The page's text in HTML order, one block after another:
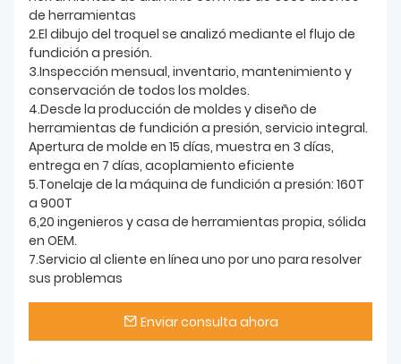
de herramientas
2.El dibujo del troquel se analizó mediante el flujo de
fundición a presión.
3.Inspección mensual, inventario, mantenimiento y
conservación de todos los moldes.
4.Desde la producción de moldes y diseño de
herramientas de fundición a presión, servicio integral.
Apertura de molde en 15 días, muestra en 3 días,
entrega en 7 días, acoplamiento eficiente
5.Tonelaje de la máquina de fundición a presión: 160T
a 900T
6,20 ingenieros y casa de herramientas propia, sólida
en OEM.
7.Servicio al cliente en línea uno por uno para resolver
sus problemas
Enviar consulta ahora